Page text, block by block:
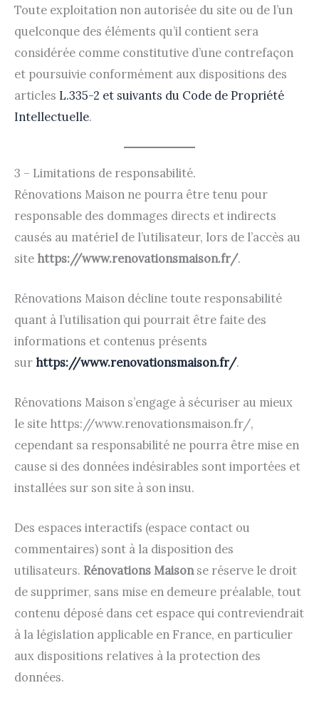
Toute exploitation non autorisée du site ou de l’un
quelconque des éléments qu’il contient sera
considérée comme constitutive d’une contrefaçon
et poursuivie conformément aux dispositions des
articles L.335-2 et suivants du Code de Propriété
Intellectuelle.
3 – Limitations de responsabilité.
Rénovations Maison ne pourra être tenu pour
responsable des dommages directs et indirects
causés au matériel de l’utilisateur, lors de l’accès au
site https://www.renovationsmaison.fr/.
Rénovations Maison décline toute responsabilité
quant à l’utilisation qui pourrait être faite des
informations et contenus présents
sur https://www.renovationsmaison.fr/.
Rénovations Maison s’engage à sécuriser au mieux
le site https://www.renovationsmaison.fr/,
cependant sa responsabilité ne pourra être mise en
cause si des données indésirables sont importées et
installées sur son site à son insu.
Des espaces interactifs (espace contact ou
commentaires) sont à la disposition des
utilisateurs. Rénovations Maisonse réserve le droit
de supprimer, sans mise en demeure préalable, tout
contenu déposé dans cet espace qui contreviendrait
à la législation applicable en France, en particulier
aux dispositions relatives à la protection des
données.